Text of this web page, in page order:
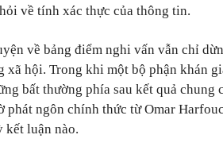
về tính xác thực của thông tin.
về bảng điểm nghi vấn vẫn chỉ
xã hội. Trong khi một bộ phận khán
bất thường phía sau kết quả
phát ngôn chính thức từ Omar
kết luận nào.